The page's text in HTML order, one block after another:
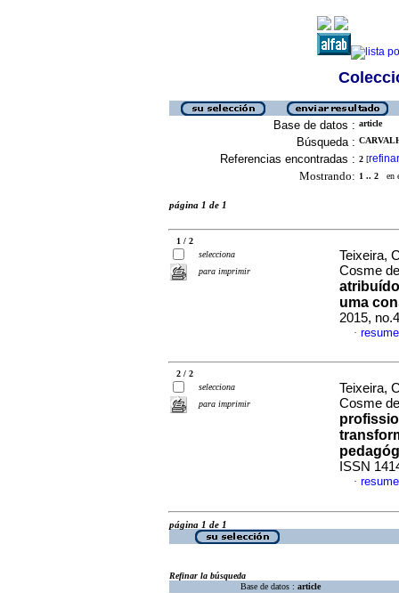
Base de datos : article
Búsqueda :
Referencias encontradas : 2 [refinar
Mostrando: 1 .. 2 en
página 1 de 1
1 / 2
selecciona
para imprimir
Teixeira,
Cosme
uma
2015,
·
2 / 2
selecciona
para imprimir
Teixeira,
Cosme
ISSN
·
página 1 de 1
Refinar la búsqueda
Base de datos : article